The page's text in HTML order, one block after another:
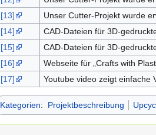
[13]
Unser Cutter-Projekt wurde
[14]
CAD-Dateien für 3D-
[15]
CAD-Dateien für 3D-
[16]
Webseite für „Crafts with
[17]
Youtube video zeigt einfache
Kategorien: Projektbeschreibung